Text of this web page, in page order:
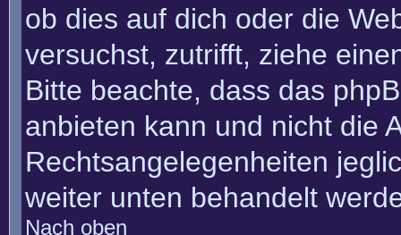
ob dies auf dich oder die
versuchst, zutrifft, ziehe
Bitte beachte, dass das
anbieten kann und nicht die
Rechtsangelegenheiten
weiter unten behandelt
Nach oben